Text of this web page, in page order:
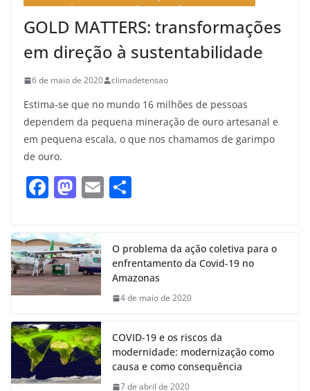
GOLD MATTERS: transformações
em direção à sustentabilidade
6 de maio de 2020 climadetensao
Estima-se que no mundo 16 milhões de pessoas
dependem da pequena mineração de ouro artesanal e
em pequena escala, o que nos chamamos de garimpo
de ouro.
F
c
e
b
o
o
k
M
st
o
d
o
n
E
e
O problema da ação coletiva para o
enfrentamento da Covid-19 no
Amazonas
4 de maio de 2020
COVID-19 e os riscos da
modernidade: modernização como
causa e como consequência
7 de abril de 2020